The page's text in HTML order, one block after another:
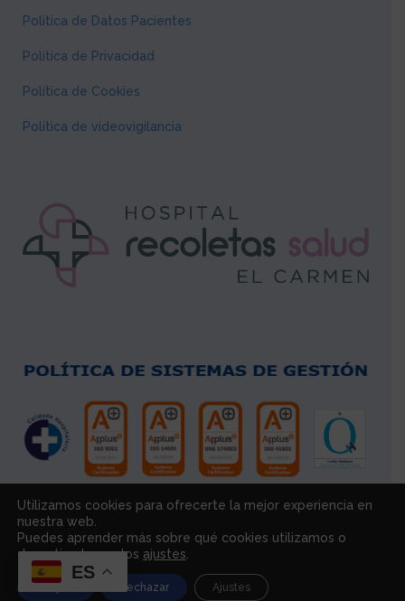
Política de Datos Pacientes
Política de Privacidad
Política de Cookies
Política de videovigilancia
Copyright © Hospital Recoletas Salud El Carmen | Autorización
ES
Utilizamos cookies para ofrecerte la mejor experiencia en
nuestra web.
Puedes aprender más sobre qué cookies utilizamos o
desactivarlas en los ajustes
Rechazar Ajustes